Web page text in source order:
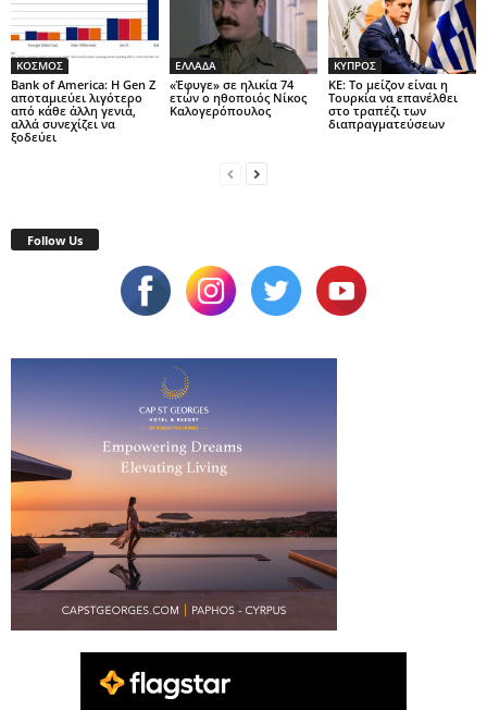
ΚΟΣΜΟΣ
Bank of America: Η Gen Z
αποταμιεύει λιγότερο
από κάθε άλλη γενιά,
αλλά συνεχίζει να
ξοδεύει
ΕΛΛΑΔΑ
«Έφυγε» σε ηλικία 74
ετών ο ηθοποιός Νίκος
Καλογερόπουλος
ΚΥΠΡΟΣ
ΚΕ: Το μείζον είναι η
Τουρκία να επανέλθει
στο τραπέζι των
διαπραγματεύσεων
Follow Us